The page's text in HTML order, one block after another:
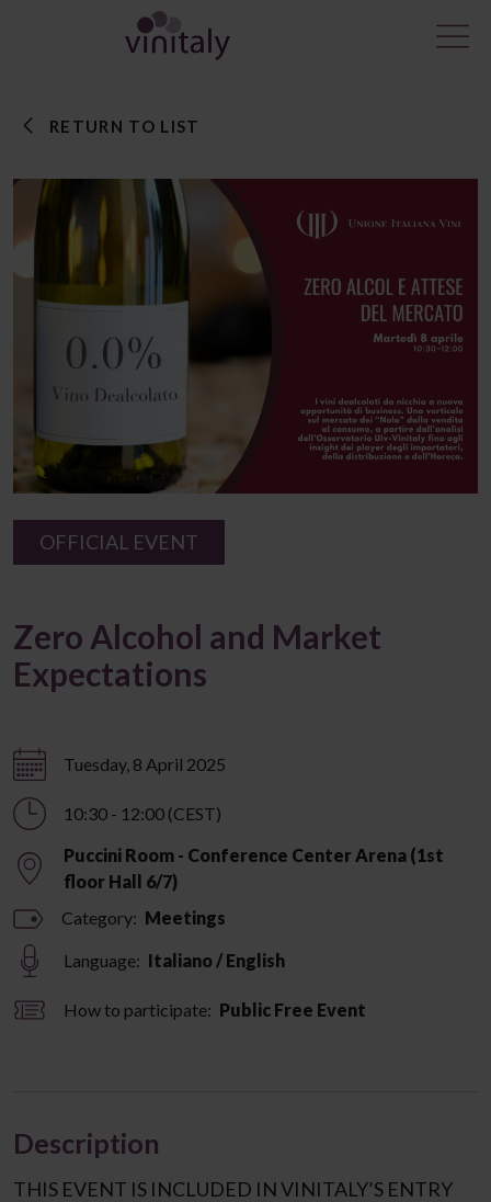
RETURN TO LIST
OFFICIAL EVENT
Zero Alcohol and Market
Expectations
Tuesday, 8 April 2025
10:30 - 12:00 (CEST)
Puccini Room - Conference Center Arena (1st
floor Hall 6/7)
Category: Meetings
Language: Italiano / English
How to participate: Public Free Event
Description
THIS EVENT IS INCLUDED IN VINITALY’S ENTRY